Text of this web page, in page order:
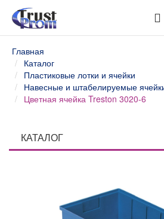
Главная
Каталог
Пластиковые лотки и ячейки
Навесные и штабелируемые
Цветная ячейка Treston 3020-6
КАТАЛОГ
Верстаки слесарные и столы
Шкафы инструментальные